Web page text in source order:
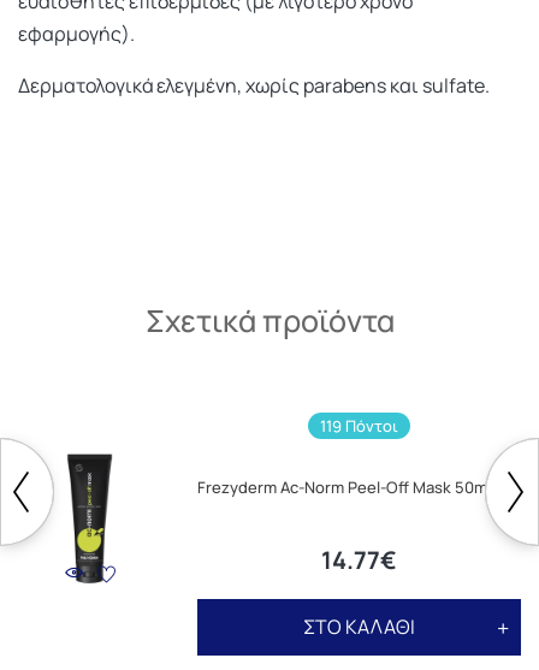
εφαρμογής).
Δερματολογικά ελεγμένη, χωρίς parabens και sulfate.
Σχετικά προϊόντα
119 Πόντοι
Frezyderm Ac-Norm Peel-Off Mask 50ml
14.77€
ΣΤΟ ΚΑΛΑΘΙ